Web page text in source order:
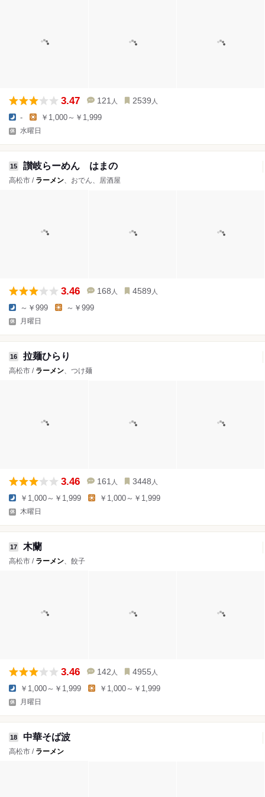
3.47 121 人 2539 人
- ￥1,000～￥1,999
水曜日
15 讃岐らーめん はまの
高松市 / ラーメン、おでん、居酒屋
3.46 168 人 4589 人
～￥999 ～￥999
月曜日
16 拉麺ひらり
高松市 / ラーメン、つけ麺
3.46 161 人 3448 人
￥1,000～￥1,999 ￥1,000～￥1,999
木曜日
17 木蘭
高松市 / ラーメン、餃子
3.46 142 人 4955 人
￥1,000～￥1,999 ￥1,000～￥1,999
月曜日
18 中華そば波
高松市 / ラーメン